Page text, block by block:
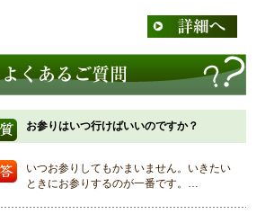
お参りはいつ行けばいいのですか？
いつお参りしてもかまいません。いきたい
ときにお参りするのが一番です。…